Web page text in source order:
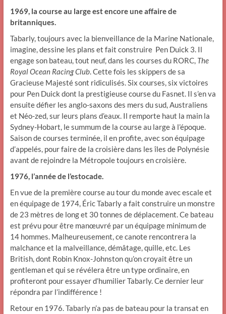
1969, la course au large est encore une affaire de
britanniques.
Tabarly, toujours avec la bienveillance de la Marine Nationale,
imagine, dessine les plans et fait construire Pen Duick 3. Il
engage son bateau, tout neuf, dans les courses du RORC, The
Royal Ocean Racing Club. Cette fois les skippers de sa
Gracieuse Majesté sont ridiculisés. Six courses, six victoires
pour Pen Duick dont la prestigieuse course du Fasnet. Il s’en va
ensuite défier les anglo-saxons des mers du sud, Australiens
et Néo-zed, sur leurs plans d’eaux. Il remporte haut la main la
Sydney-Hobart, le summum de la course au large à l’époque.
Saison de courses terminée, il en profite, avec son équipage
d’appelés, pour faire de la croisière dans les îles de Polynésie
avant de rejoindre la Métropole toujours en croisière.
1976, l’année de l’estocade.
En vue de la première course au tour du monde avec escale et
en équipage de 1974, Éric Tabarly a fait construire un monstre
de 23 mètres de long et 30 tonnes de déplacement. Ce bateau
est prévu pour être manœuvré par un équipage minimum de
14 hommes. Malheureusement, ce canote rencontrera la
malchance et la malveillance, démâtage, quille, etc. Les
British, dont Robin Knox-Johnston qu’on croyait être un
gentleman et qui se révélera être un type ordinaire, en
profiteront pour essayer d’humilier Tabarly. Ce dernier leur
répondra par l’indifférence !
Retour en 1976. Tabarly n’a pas de bateau pour la transat en